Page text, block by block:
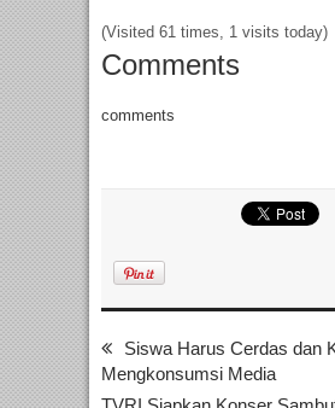
(Visited 61 times, 1 visits today)
Comments
comments
Siswa Harus Cerdas dan
Mengkonsumsi Media